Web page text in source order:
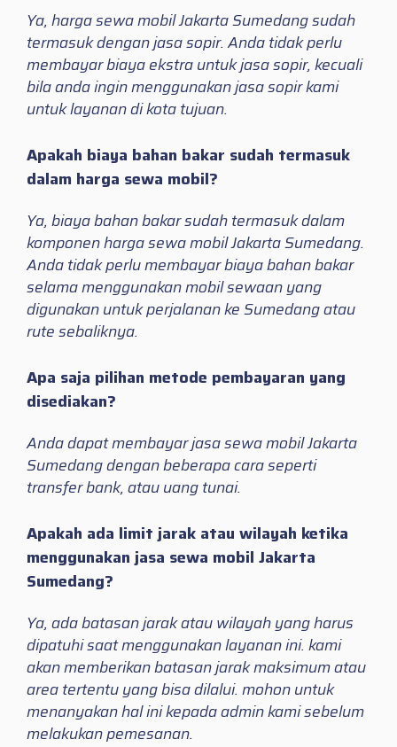
Ya, harga sewa mobil Jakarta Sumedang sudah
termasuk dengan jasa sopir. Anda tidak perlu
membayar biaya ekstra untuk jasa sopir, kecuali
bila anda ingin menggunakan jasa sopir kami
untuk layanan di kota tujuan.
Apakah biaya bahan bakar sudah termasuk
dalam harga sewa mobil?
Ya, biaya bahan bakar sudah termasuk dalam
komponen harga sewa mobil Jakarta Sumedang.
Anda tidak perlu membayar biaya bahan bakar
selama menggunakan mobil sewaan yang
digunakan untuk perjalanan ke Sumedang atau
rute sebaliknya.
Apa saja pilihan metode pembayaran yang
disediakan?
Anda dapat membayar jasa sewa mobil Jakarta
Sumedang dengan beberapa cara seperti
transfer bank, atau uang tunai.
Apakah ada limit jarak atau wilayah ketika
menggunakan jasa sewa mobil Jakarta
Sumedang?
Ya, ada batasan jarak atau wilayah yang harus
dipatuhi saat menggunakan layanan ini. kami
akan memberikan batasan jarak maksimum atau
area tertentu yang bisa dilalui. mohon untuk
menanyakan hal ini kepada admin kami sebelum
melakukan pemesanan.